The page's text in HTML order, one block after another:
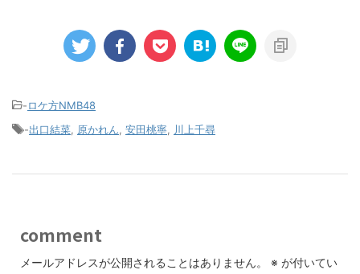
-ロケ方NMB48
-出口結菜 原かれん 安田桃寧 川上千尋
comment
メールアドレスが公開されることはありません。 ※ が付いてい